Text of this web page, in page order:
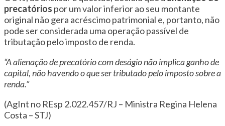
precatórios por um valor inferior ao seu montante
original não gera acréscimo patrimonial e, portanto, não
pode ser considerada uma operação passível de
tributação pelo imposto de renda.
“A alienação de precatório com deságio não implica ganho de
capital, não havendo o que ser tributado pelo imposto sobre a
renda.”
(AgInt no REsp 2.022.457/RJ – Ministra Regina Helena
Costa – STJ)